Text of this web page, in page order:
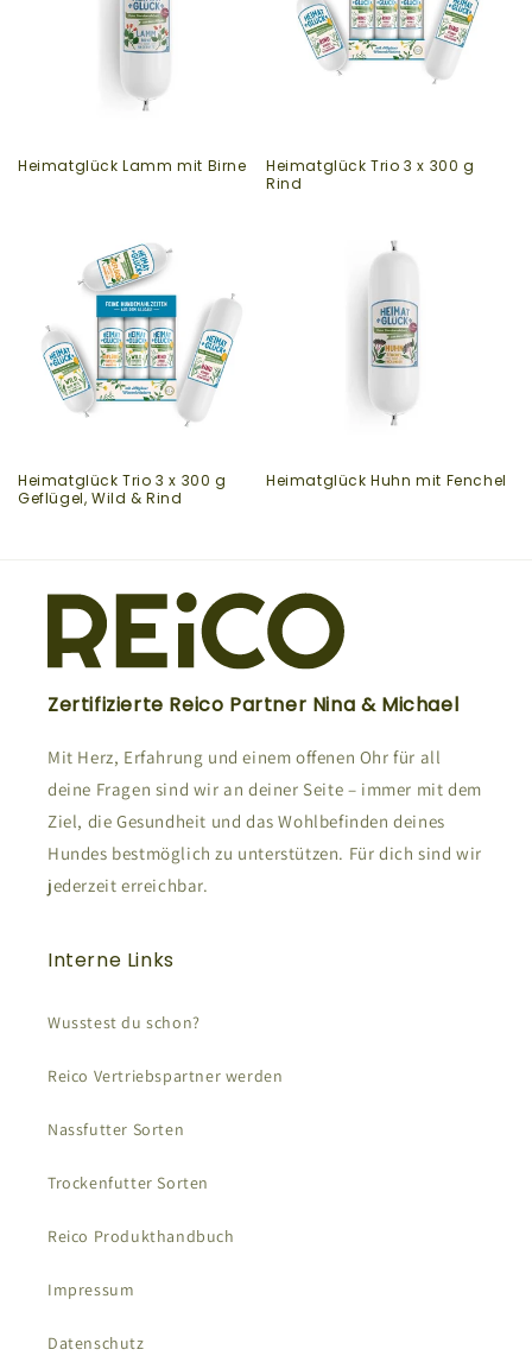
Heimatglück Lamm mit Birne
Heimatglück Trio 3 x 300 g
Rind
Heimatglück Trio 3 x 300 g
Geflügel, Wild & Rind
Heimatglück Huhn mit Fenchel
Zertifizierte Reico Partner Nina & Michael
Mit Herz, Erfahrung und einem offenen Ohr für all
deine Fragen sind wir an deiner Seite – immer mit dem
Ziel, die Gesundheit und das Wohlbefinden deines
Hundes bestmöglich zu unterstützen. Für dich sind wir
jederzeit erreichbar.
Interne Links
Wusstest du schon?
Reico Vertriebspartner werden
Nassfutter Sorten
Trockenfutter Sorten
Reico Produkthandbuch
Impressum
Datenschutz